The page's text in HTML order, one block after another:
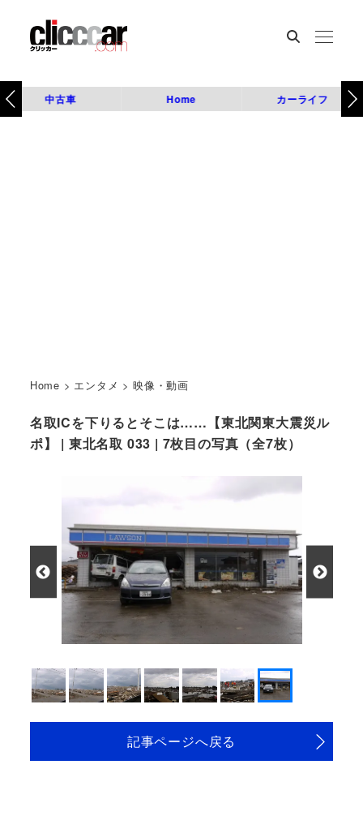
中古車 Home カーライフ
Home > エンタメ >映像・動画
名取ICを下りるとそこは……【東北関東大震災ル
ポ】 | 東北名取 033 | 7枚目の写真（全7枚）
記事ページへ戻る